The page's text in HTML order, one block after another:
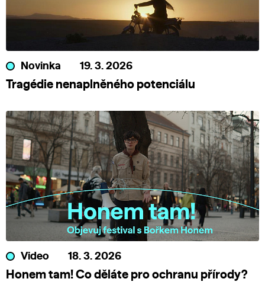
Novinka 19. 3. 2026
Tragédie nenaplněného potenciálu
Video 18. 3. 2026
Honem tam! Co děláte pro ochranu přírody?